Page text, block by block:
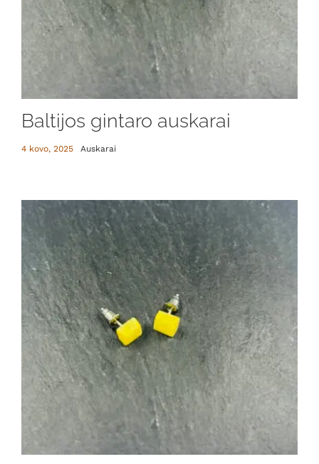
Baltijos gintaro auskarai
4 kovo, 2025 Auskarai